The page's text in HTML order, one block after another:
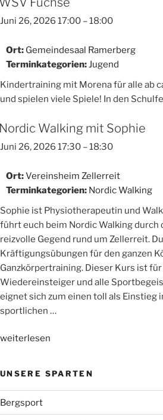
Juni 26, 2026 17:00 –18:00
Ort: Gemeindesaal Ramerberg
Terminkategorien:Jugend
Kindertraining mit Morena für alle ab
und spielen viele Spiele! In den
Walking mit Sophie
Juni 26, 2026 17:30 –18:30
Ort:Vereinsheim Zellerreit
Terminkategorien: Nordic Walking
Sophie ist Physiotherapeutin und
führt euch beim Nordic Walking durch
reizvolle Gegend rund um Zellerreit.
Kräftigungsübungen für den ganzen
Ganzkörpertraining. Dieser Kurs ist
Wiedereinsteiger und alle
eignet sich zum einen toll als Einstieg
sportlichen …
„Nordic
weiterlesen
UNSERE SPARTEN
Bergsport